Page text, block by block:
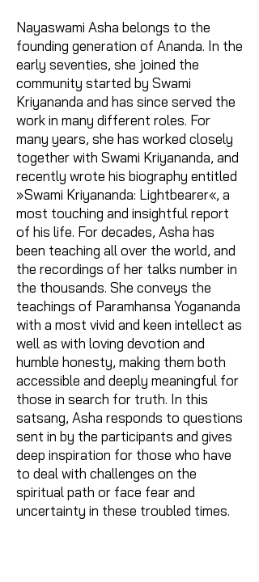
Nayaswami Asha belongs to the
founding generation of Ananda. In the
early seventies, she joined the
community started by Swami
Kriyananda and has since served the
work in many different roles. For
many years, she has worked closely
together with Swami Kriyananda, and
recently wrote his biography entitled
»Swami Kriyananda: Lightbearer«, a
most touching and insightful report
of his life. For decades, Asha has
been teaching all over the world, and
the recordings of her talks number in
the thousands. She conveys the
teachings of Paramhansa Yogananda
with a most vivid and keen intellect as
well as with loving devotion and
humble honesty, making them both
accessible and deeply meaningful for
those in search for truth. In this
satsang, Asha responds to questions
sent in by the participants and gives
deep inspiration for those who have
to deal with challenges on the
spiritual path or face fear and
uncertainty in these troubled times.